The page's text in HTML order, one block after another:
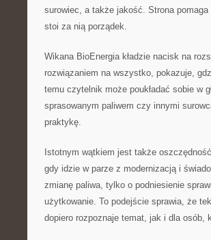
surowiec, a także jakość. Strona
stoi za nią porządek.
Wikana BioEnergia kładzie nacisk na
rozwiązaniem na wszystko, pokazuje,
temu czytelnik może poukładać sobie w
sprasowanym paliwem czy innymi
praktykę.
Istotnym wątkiem jest także
gdy idzie w parze z modernizacją i
zmianę paliwa, tylko o podniesienie
użytkowanie. To podejście sprawia, że
dopiero rozpoznaje temat, jak i dla